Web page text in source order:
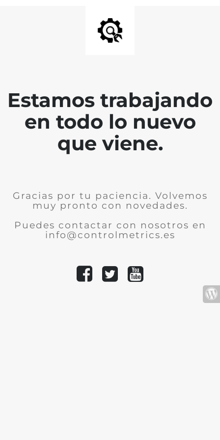
Estamos trabajando
en todo lo nuevo
que viene.
Gracias por tu paciencia. Volvemos
muy pronto con novedades.
Puedes contactar con nosotros en
info@controlmetrics.es